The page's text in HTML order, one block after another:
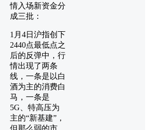
情入场新资金分
成三批：
1月4日沪指创下
2440点最低点之
后的反弹中，行
情出现了两条
线，一条是以白
酒为主的消费白
马，一条是
5G、特高压为
主的“新基建”，
但那么弱的市